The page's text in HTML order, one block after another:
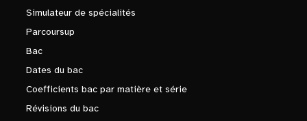
Simulateur de spécialités
Parcoursup
Bac
Dates du bac
Coefficients bac par matière et série
Révisions du bac